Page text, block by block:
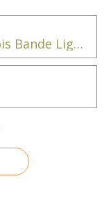
MAJ 2 Convocations : Tournoi Bois Bande Ligne (St Avertin)